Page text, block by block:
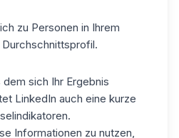
zu Personen in Ihrem
dem sich Ihr Ergebnis
LinkedIn auch eine kurze
Informationen zu nutzen,